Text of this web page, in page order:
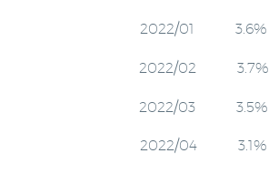
2022/01 3.6%
2022/02 3.7%
2022/03 3.5%
2022/04 3.1%